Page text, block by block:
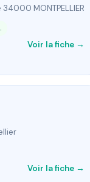
MONTPELLIER
Voir la fiche →
Voir la fiche →